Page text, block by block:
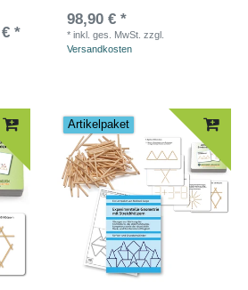
*
98,90 € *
*inkl. ges. MwSt. zzgl.
Versandkosten
Artikelpaket